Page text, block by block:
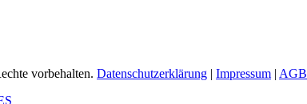
vorbehalten. Datenschutzerklärung | Impressum | AGB